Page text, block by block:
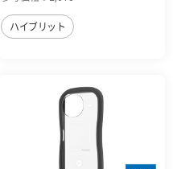
ハイブリット